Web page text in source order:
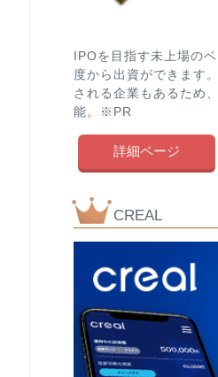
IPOを目指す未上場の
度から出資ができます
される企業もあるため
能。※PR
詳細ページ
CREAL